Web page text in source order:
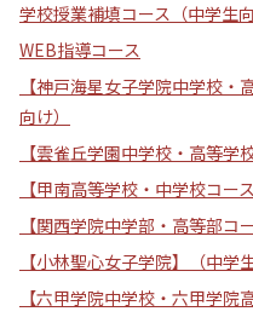
学校授業補填コース（中学生
WEB指導コース
【神戸海星女子学院中学校
向け）
【雲雀丘学園中学校・高等学
【甲南高等学校・中学校コー
【関西学院中学部・高等部コ
【小林聖心女子学院】（中学
【六甲学院中学校・六甲学院